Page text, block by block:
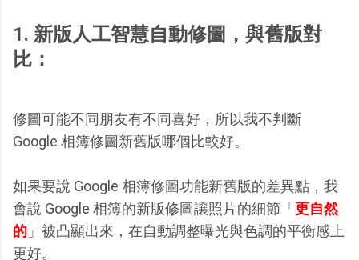
1. 新版人工智慧自動修圖，與舊版對
比：
修圖可能不同朋友有不同喜好，所以我不判斷
Google 相簿修圖新舊版哪個比較好。
如果要說 Google 相簿修圖功能新舊版的差異點，我
會說 Google 相簿的新版修圖讓照片的細節「 更自然
的 」被凸顯出來，在自動調整曝光與色調的平衡感上
更好。